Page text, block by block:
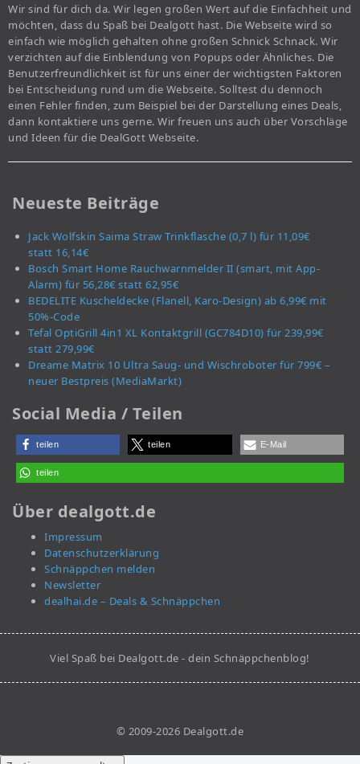
Wir sind für dich da. Wir legen großen Wert auf die Einfachheit und
möchten, dass du Spaß bei Dealgott hast. Die Webseite wird so
einfach wie möglich gehalten ohne großen Schnick Schnack. Wir
verzichten auf die Einblendung von Popups oder Ähnliches. Die
Benutzerfreundlichkeit ist für uns einer der wichtigsten Faktoren
bei Entscheidung rund um die Webseite. Solltest du dennoch
einen Fehler finden, zum Beispiel bei der Darstellung eines Deals,
dann kontaktiere uns gerne. Wir freuen uns auch über Vorschläge
und Ideen für die DealGott Webseite.
Neueste Beiträge
Jack Wolfskin Saima Straw Trinkflasche (0,7 l) für 11,09€
statt 16,14€
Bosch Smart Home Rauchwarnmelder II (smart, mit App-
Alarm) für 56,28€ statt 62,95€
BEDELITE Kuscheldecke (Flanell, Karo-Design) ab 6,99€ mit
50%-Code
Tefal OptiGrill 4in1 XL Kontaktgrill (GC784D10) für 239,99€
statt 279,99€
Dreame Matrix 10 Ultra Saug- und Wischroboter für 799€ –
neuer Bestpreis (MediaMarkt)
Social Media / Teilen
teilen teilen E-Mail
teilen
Über dealgott.de
Impressum
Datenschutzerklärung
Schnäppchen melden
Newsletter
dealhai.de – Deals & Schnäppchen
Viel Spaß bei Dealgott.de - dein Schnäppchenblog!
© 2009-2026 Dealgott.de